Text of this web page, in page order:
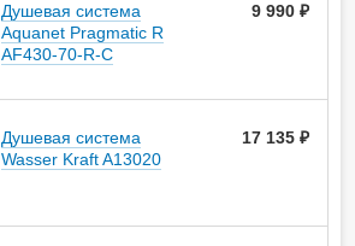
Душевая система
Aquanet Pragmatic R
AF430-70-R-C
9 990
Душевая система
Wasser Kraft A13020
17 135